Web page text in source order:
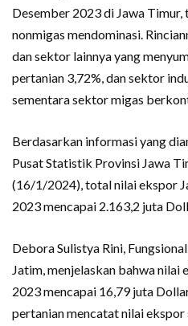
Desember 2023 di Jawa
nonmigas mendominasi.
dan sektor lainnya yang
pertanian 3,72%, dan sektor
sementara sektor migas
Berdasarkan informasi yang
Pusat Statistik Provinsi Jawa
(16/1/2024), total nilai ekspor
2023 mencapai 2.163,2 juta
Debora Sulistya Rini,
Jatim, menjelaskan bahwa nilai
2023 mencapai 16,79 juta
pertanian mencatat nilai